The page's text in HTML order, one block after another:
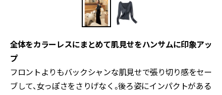
全体をカラーレスにまとめて肌見せをハンサムに印象アッ
プ
フロントよりもバックシャンな肌見せで張り切り感をセー
ブして、女っぽさをさりげなく。後ろ姿にインパクトがある